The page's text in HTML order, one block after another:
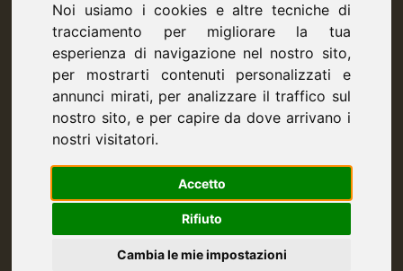
Noi usiamo i cookies e altre tecniche di
tracciamento per migliorare la tua
esperienza di navigazione nel nostro sito,
per mostrarti contenuti personalizzati e
annunci mirati, per analizzare il traffico sul
nostro sito, e per capire da dove arrivano i
nostri visitatori.
Accetto
Rifiuto
Cambia le mie impostazioni